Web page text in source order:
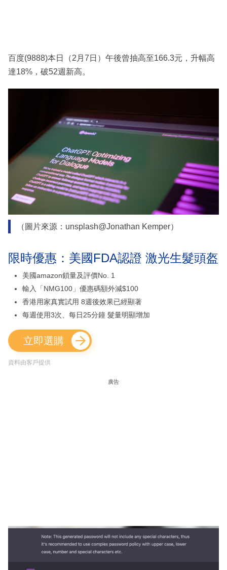
百度(9888)本日（2月7日）午後曾抽高至166.3元，升幅高
達18%，破52週新高。
（圖片來源：unsplash@Jonathan Kemper）
限時優惠：美國FDA認證 激光生髮頭盔
美國amazon鎖量及評價No. 1
輸入「NMG100」優惠碼額外減$100
香港用家真實試用 8週後效果已經顯著
每週使用3次、每日25分鐘 髮量明顯增加
立即選購
資料由客戶提供
廣告